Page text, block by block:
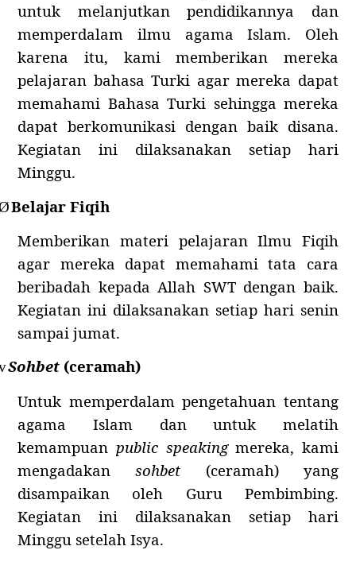
untuk melanjutkan pendidikannya dan
memperdalam ilmu agama Islam. Oleh
karena itu, kami memberikan mereka
pelajaran bahasa Turki agar mereka dapat
memahami Bahasa Turki sehingga mereka
dapat berkomunikasi dengan baik disana.
Kegiatan ini dilaksanakan setiap hari
Minggu.
Belajar Fiqih
Memberikan materi pelajaran Ilmu Fiqih
agar mereka dapat memahami tata cara
beribadah kepada Allah SWT dengan baik.
Kegiatan ini dilaksanakan setiap hari senin
sampai jumat.
Sohbet (ceramah)
Untuk memperdalam pengetahuan tentang
agama Islam dan untuk melatih
kemampuan public speakingmereka, kami
mengadakansohbet (ceramah) yang
disampaikan oleh Guru Pembimbing.
Kegiatan ini dilaksanakan setiap hari
Minggu setelah Isya.